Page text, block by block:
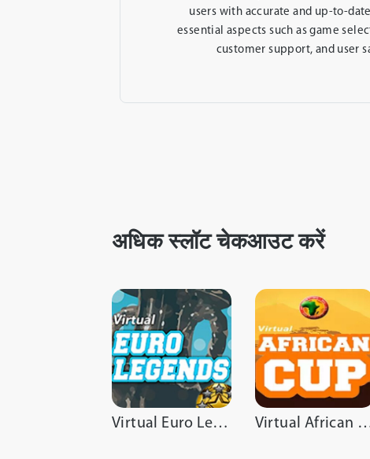
विस्तृत समीक्षा प्रदान करता है ऑनलाइन
ऑफ़र, समर्थन जैसे महत्वपूर्ण कारकों को
खिलाड़ी प्रतिक्रिया।
अधिक स्लॉट चेकआउट करें
Virtual Euro Legends Virtual